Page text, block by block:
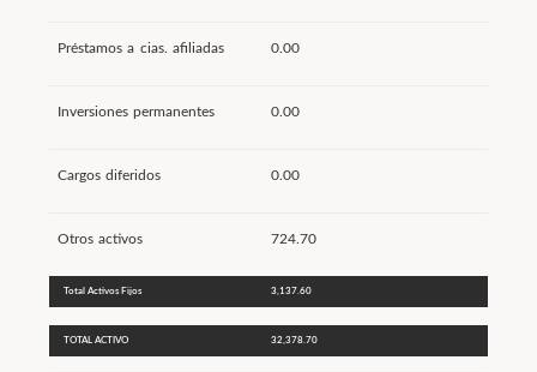
Préstamos a cias. afiliadas 0.00
Inversiones permanentes 0.00
Cargos diferidos 0.00
Otros activos 724.70
Total Activos Fijos 3,137.60
TOTAL ACTIVO 32,378.70